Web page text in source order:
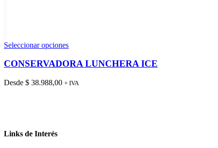
Seleccionar opcionesEste
tiene
variantes.
CONSERVADORA LUNCHERA ICE
Desde $ 38.988,00 + IVA
Links de Interés